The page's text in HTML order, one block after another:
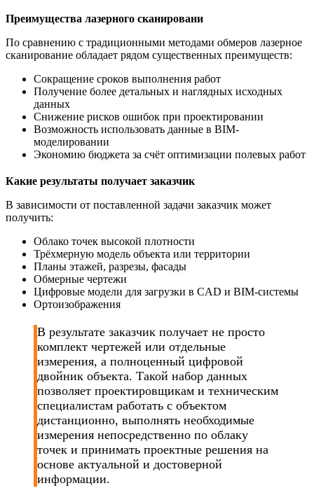
Преимущества лазерного сканировани
По сравнению с традиционными методами обмеров лазерное
сканирование обладает рядом существенных преимуществ:
Сокращение сроков выполнения работ
Получение более детальных и наглядных исходных
данных
Снижение рисков ошибок при проектировании
Возможность использовать данные в BIM-
моделировании
Экономию бюджета за счёт оптимизации полевых работ
Какие результаты получает заказчик
В зависимости от поставленной задачи заказчик может
получить:
Облако точек высокой плотности
Трёхмерную модель объекта или территории
Планы этажей, разрезы, фасады
Обмерные чертежи
Цифровые модели для загрузки в CAD и BIM-системы
Ортоизображения
В результате заказчик получает не просто
комплект чертежей или отдельные
измерения, а полноценный цифровой
двойник объекта. Такой набор данных
позволяет проектировщикам и техническим
специалистам работать с объектом
дистанционно, выполнять необходимые
измерения непосредственно по облаку
точек и принимать проектные решения на
основе актуальной и достоверной
информации.